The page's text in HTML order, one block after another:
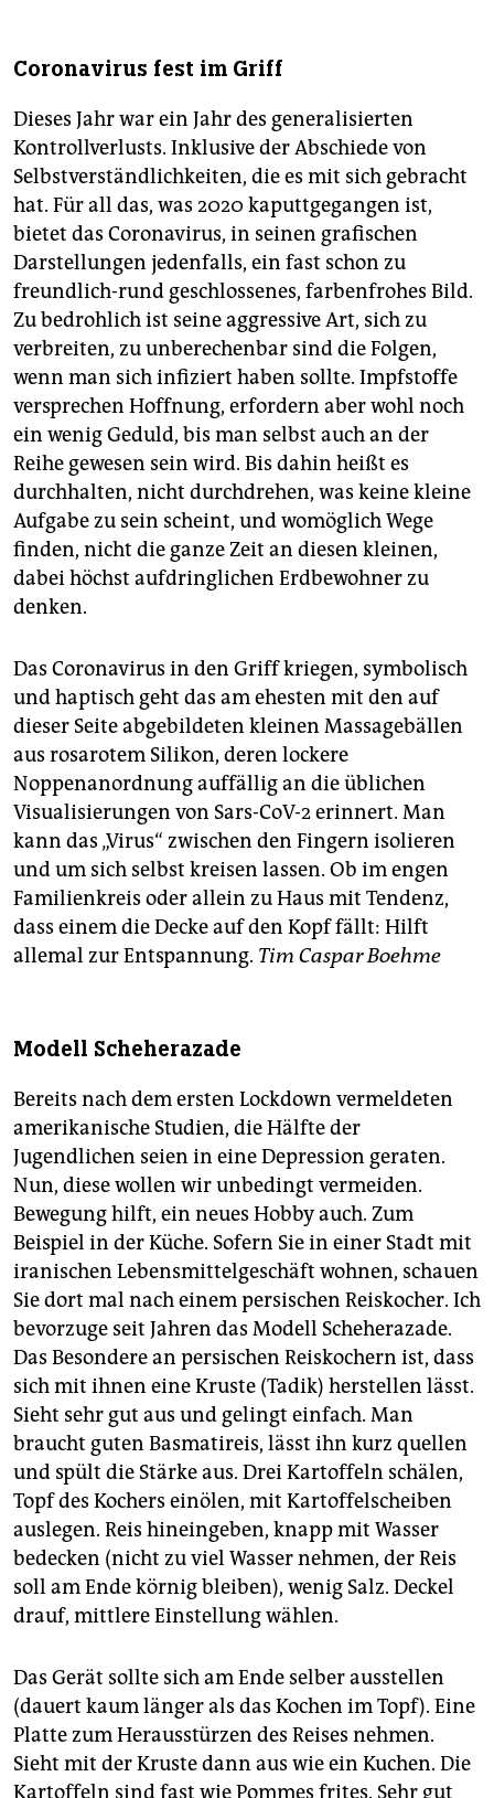
Coronavirus fest im Griff
Dieses Jahr war ein Jahr des generalisierten
Kontrollverlusts. Inklusive der Abschiede von
Selbstverständlichkeiten, die es mit sich gebracht
hat. Für all das, was 2020 kaputtgegangen ist,
bietet das Coronavirus, in seinen grafischen
Darstellungen jedenfalls, ein fast schon zu
freundlich-rund geschlossenes, farbenfrohes Bild.
Zu bedrohlich ist seine aggressive Art, sich zu
verbreiten, zu unberechenbar sind die Folgen,
wenn man sich infiziert haben sollte. Impfstoffe
versprechen Hoffnung, erfordern aber wohl noch
ein wenig Geduld, bis man selbst auch an der
Reihe gewesen sein wird. Bis dahin heißt es
durchhalten, nicht durchdrehen, was keine kleine
Aufgabe zu sein scheint, und womöglich Wege
finden, nicht die ganze Zeit an diesen kleinen,
dabei höchst aufdringlichen Erdbewohner zu
denken.
Das Coronavirus in den Griff kriegen, symbolisch
und haptisch geht das am ehesten mit den auf
dieser Seite abgebildeten kleinen Massagebällen
aus rosarotem Silikon, deren lockere
Noppenanordnung auffällig an die üblichen
Visualisierungen von Sars-CoV-2 erinnert. Man
kann das „Virus“ zwischen den Fingern isolieren
und um sich selbst kreisen lassen. Ob im engen
Familienkreis oder allein zu Haus mit Tendenz,
dass einem die Decke auf den Kopf fällt: Hilft
allemal zur Entspannung. Tim Caspar Boehme
Modell Scheherazade
Bereits nach dem ersten Lockdown vermeldeten
amerikanische Studien, die Hälfte der
Jugendlichen seien in eine Depression geraten.
Nun, diese wollen wir unbedingt vermeiden.
Bewegung hilft, ein neues Hobby auch. Zum
Beispiel in der Küche. Sofern Sie in einer Stadt mit
iranischen Lebensmittelgeschäft wohnen, schauen
Sie dort mal nach einem persischen Reiskocher. Ich
bevorzuge seit Jahren das Modell Scheherazade.
Das Besondere an persischen Reiskochern ist, dass
sich mit ihnen eine Kruste (Tadik) herstellen lässt.
Sieht sehr gut aus und gelingt einfach. Man
braucht guten Basmatireis, lässt ihn kurz quellen
und spült die Stärke aus. Drei Kartoffeln schälen,
Topf des Kochers einölen, mit Kartoffelscheiben
auslegen. Reis hineingeben, knapp mit Wasser
bedecken (nicht zu viel Wasser nehmen, der Reis
soll am Ende körnig bleiben), wenig Salz. Deckel
drauf, mittlere Einstellung wählen.
Das Gerät sollte sich am Ende selber ausstellen
(dauert kaum länger als das Kochen im Topf). Eine
Platte zum Herausstürzen des Reises nehmen.
Sieht mit der Kruste dann aus wie ein Kuchen. Die
Kartoffeln sind fast wie Pommes ­frites. Sehr gut